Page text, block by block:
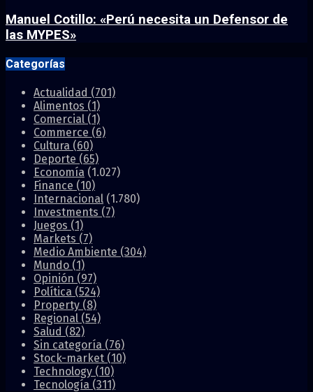
Manuel Cotillo: «Perú necesita un Defensor de
las MYPES»
Categorías
Actualidad (701)
Alimentos (1)
Comercial (1)
Commerce (6)
Cultura (60)
Deporte (65)
Economía (1.027)
Finance (10)
Internacional (1.780)
Investments (7)
Juegos (1)
Markets (7)
Medio Ambiente (304)
Mundo (1)
Opinión (97)
Política (524)
Property (8)
Regional (54)
Salud (82)
Sin categoría (76)
Stock-market (10)
Technology (10)
Tecnología (311)